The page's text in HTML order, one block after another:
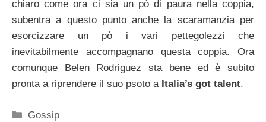
chiaro come ora ci sia un pò di paura nella coppia,
subentra a questo punto anche la scaramanzia per
esorcizzare un pò i vari pettegolezzi che
inevitabilmente accompagnano questa coppia. Ora
comunque Belen Rodriguez sta bene ed è subito
pronta a riprendere il suo psoto a Italia’s got talent.
Categorie
Gossip